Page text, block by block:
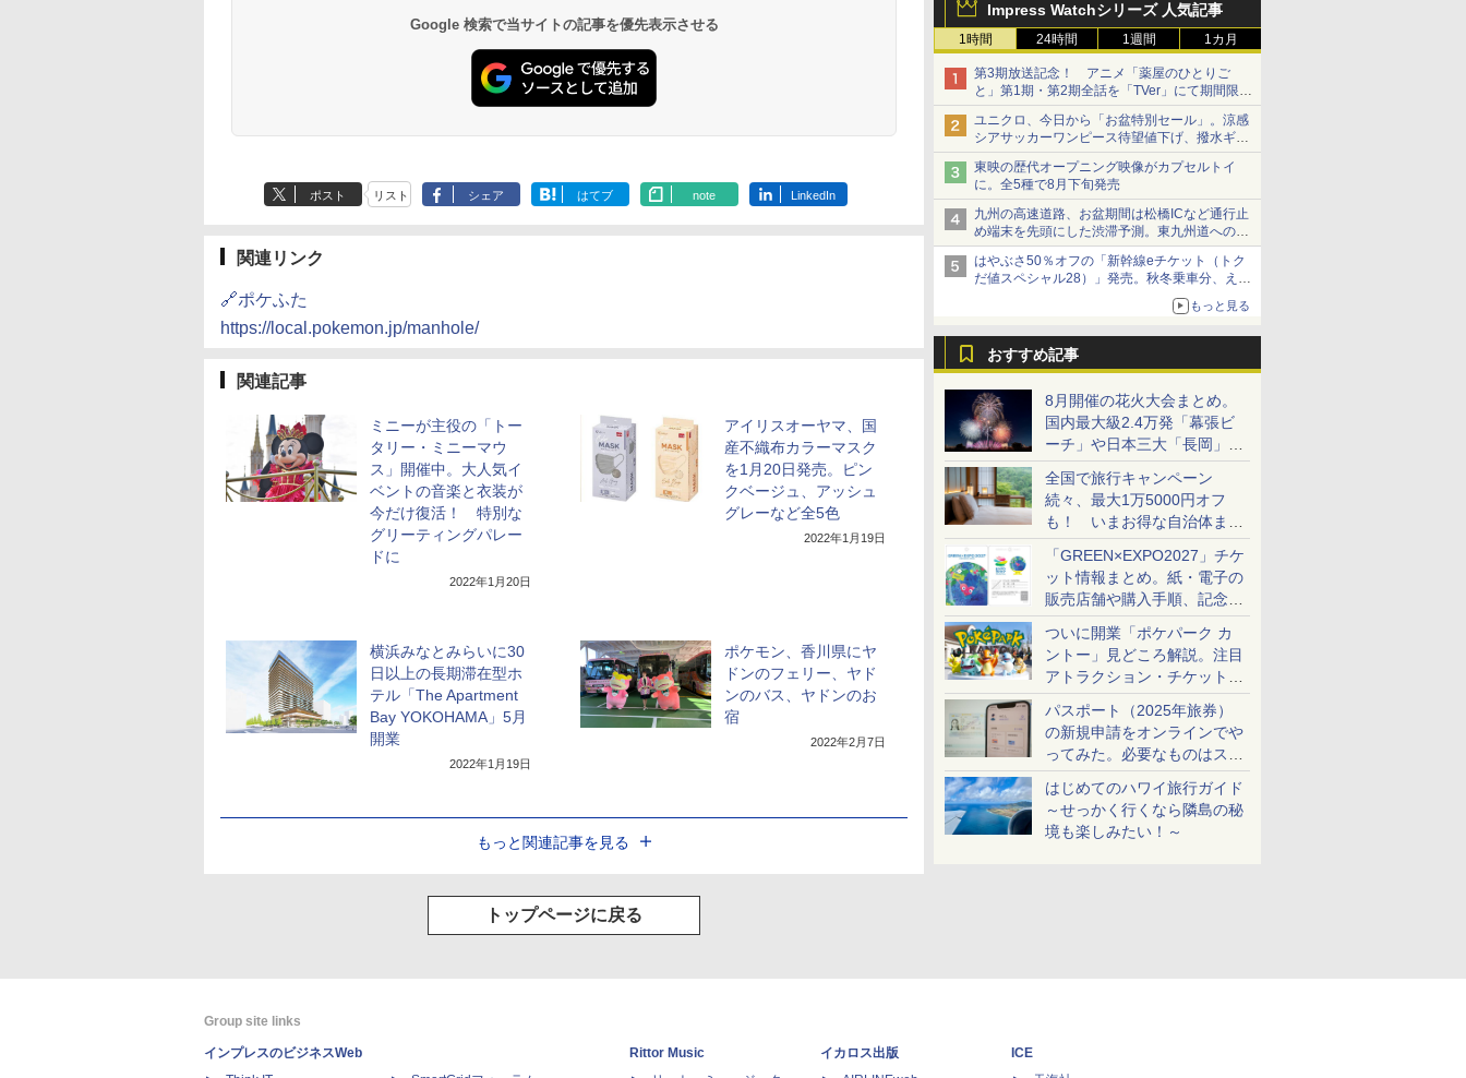
Impress Watchシリーズ 人気記事
1時間 24時間 1週間 1カ月
第3期放送記念！ アニメ「薬屋のひとりご
と」第1期・第2期全話を「TVer」にて期間限定
で順次無料配信開始
ユニクロ、今日から「お盆特別セール」。涼感
シアサッカーワンピース待望値下げ、撥水ギア
ショーツは1990円に
東映の歴代オープニング映像がカプセルトイ
に。全5種で8月下旬発売
九州の高速道路、お盆期間は松橋ICなど通行止
め端末を先頭にした渋滞予測。東九州道への迂
回は料金調整を実施
はやぶさ50％オフの「新幹線eチケット（トク
だ値スペシャル28）」発売。秋冬乗車分、えき
もっと見る
おすすめ記事
8月開催の花火大会まとめ。
国内最大級2.4万発「幕張ビ
ーチ」や日本三大「長岡」な
ど大型イベント目白押し！
全国で旅行キャンペーン
続々、最大1万5000円オフ
も！ いまお得な自治体まと
め
「GREEN×EXPO2027」チケ
ット情報まとめ。紙・電子の
販売店舗や購入手順、記念チ
ケットも解説
ついに開業「ポケパーク カ
ントー」見どころ解説。注目
アトラクション・チケット手
配・来場前に必要な準備は？
パスポート（2025年旅券）
の新規申請をオンラインでや
ってみた。必要なものはスマ
ホとマイナカードのみ
はじめてのハワイ旅行ガイド
～せっかく行くなら隣島の秘
境も楽しみたい！～
10,450円～
19,541円～
7,950円～
5,758円～
Google 検索で当サイトの記事を優先表示させる
ポスト リスト シェア はてブ note LinkedIn
関連リンク
🔗ポケふた
https://local.pokemon.jp/manhole/
関連記事
ミニーが主役の「トー
タリー・ミニーマウ
ス」開催中。大人気イ
ベントの音楽と衣装が
今だけ復活！ 特別な
グリーティングパレー
ドに
2022年1月20日
アイリスオーヤマ、国
産不織布カラーマスク
を1月20日発売。ピン
クベージュ、アッシュ
グレーなど全5色
2022年1月19日
横浜みなとみらいに30
日以上の長期滞在型ホ
テル「The Apartment
Bay YOKOHAMA」5月
開業
2022年1月19日
ポケモン、香川県にヤ
ドンのフェリー、ヤド
ンのバス、ヤドンのお
宿
2022年2月7日
もっと関連記事を見る
トップページに戻る
Group site links
インプレスのビジネスWeb
Rittor Music
イカロス出版
ICE